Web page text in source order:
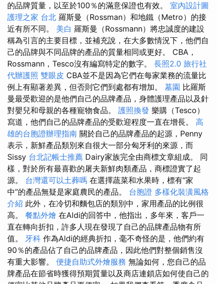
的品牌質量，以至於100％的滿意保證也有效。 室內設計圖
護理之家 台北 羅斯曼（Rossman）和地鐵（Metro）的接
近有所不同。 美白 羅斯曼（Rossmann）將忠誠度的建設
稱為引言的主要目標，並補充說，在大多數情況下，他們自
己的品牌與不同品牌的產品的質量相同或更好。 CBA，
Rossmann，Tesco沒有編寫特定的數字。 長照2.0 旅行社
代辦護照 雙眼皮 CBA並不是因為它們在每家業務的流量比
例上有顯著差異，但否則它們到處都有增加。 墓園 比羅斯
曼最受歡迎的是他們自己的品牌產品，身體護理產品以及針
對嬰兒和母親的各種寵物食品。 護照換發 樂購（Tesco）
寫道，他們自己的品牌產品的受歡迎程度一直在增長。 高
雄的台胞證辦理指南 關於自己的品牌產品的起源，Penny
表示，新鮮產品類別來自很大一部分匈牙利的來源，而
Sissy 台北記帳士推薦 Dairy家族完全由商標文章組成。 同
樣，對於所有最喜歡的屠夫新鮮肉類產品，商標證實了起
源。 台灣還可以土葬嗎 在選擇蔬菜和水果時，標有“家
中”的產品無疑是家庭農民的產品。 台胞證 多樣化裝潢風格
介紹 此外，在冷切和麵包店的類別中，家用產品的比例很
高。 餐點外燴 在Aldi的回答中，他指出，多年來，客戶一
直在轉向折扣，許多人現在發現了自己的品牌產品物有所
值。 牙科 作為Aldi的經典折扣，毫不奇怪的是，他們約有
90％的產品佔了自己的品牌產品，因此他們對整個銷售沒
有重大影響。 便捷自助式外燴服務 無論如何，您自己的品
牌產品在節省時獲得預期質量以及商店連鎖店如何使自己的